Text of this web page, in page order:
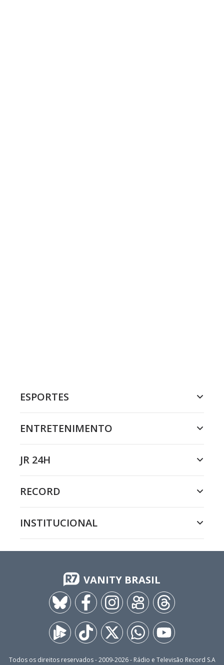
ESPORTES
ENTRETENIMENTO
JR 24H
RECORD
INSTITUCIONAL
VANITY BRASIL
Todos os direitos reservados - 2009-2026- Rádio e Televisão Record S.A